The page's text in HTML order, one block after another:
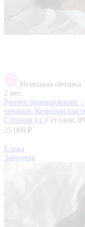
Немецкая овчарка
2 мес.
Раннее бронирование
овчарки. Кемеровская
Степная ул. Сегодня,
25 000 ₽
Елена
Заводчик